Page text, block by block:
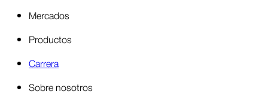
Mercados
Productos
Carrera
Sobre nosotros